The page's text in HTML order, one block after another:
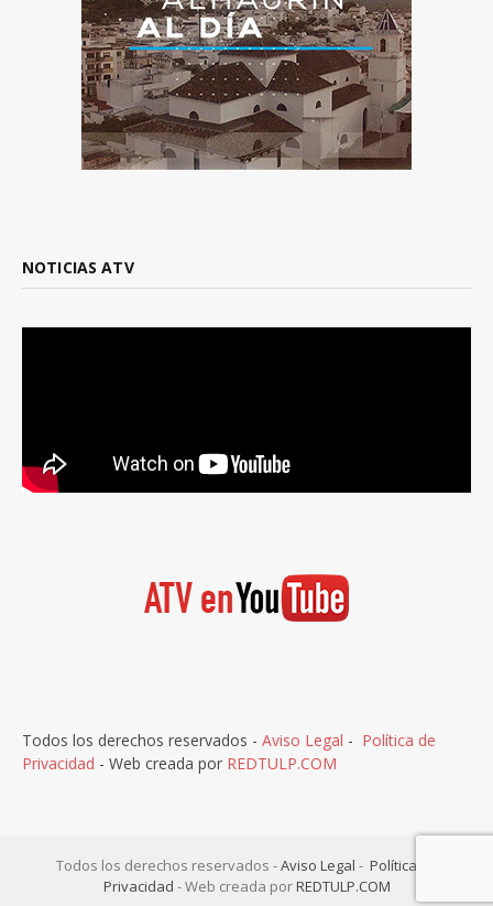
NOTICIAS ATV
Todos los derechos reservados - Aviso Legal - Política de
Privacidad - Web creada por REDTULP.COM
Todos los derechos reservados -Aviso Legal - Política de
Privacidad - Web creada porREDTULP.COM